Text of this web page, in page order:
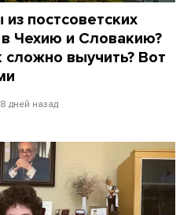
постсоветских
в Чехию и Словакию?
выучить? Вот
8 дней назад